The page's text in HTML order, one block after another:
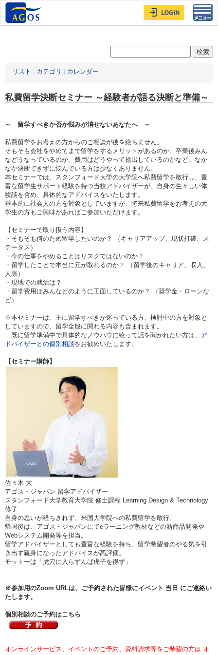
リスト カテゴリ カレンダー
私費留学決断セミナー ～経験者が語る決断と準備～
～ 留学すべきか否か悩みが消せないあなたへ ～
私費留学をお考えの方からのご相談が後を絶ちません。
そもそも会社をやめてまで留学をするメリットがあるのか、卒業後みん
などうなっているのか、費用はどうやって捻出しているのかなど、なか
なか決断できずに悩んでいる方は少なくありません。
本セミナーでは、スタンフォード大学の大学院へ私費留学を敢行し、豊
富な留学生サポート経験を持つ当校アドバイザーが、自身の生々しい体
験談を含め、具体的なアドバイスをいたします。
基本的に社会人の方を対象としていますが、将来私費留学をお考えの大
学生の方もご興味があればご参加いただけます。
【セミナーで取り扱う内容】
・そもそも何のため留学したいのか？ （キャリアアップ、現状打破、ス
テータス）
・今の仕事をやめることはリスクではないのか？
・留学したことで本当に元が取れるのか？ （留学後のキャリア、収入、
人脈）
・現地での就活は？
・留学費用はみんなどのように工面しているのか？ （奨学金・ローンな
ど）
※本セミナーは、主に留学すべきか迷っている方、検討中の方を対象と
していますので、留学全般に関わる内容も含まれます。
既に留学準備中で具体的なノウハウに絞って話を聞かれたい方は、 ア
ドバイザーとの個別相談をお勧めいたします。
【セミナー講師】
佐々木 大
アゴス・ジャパン 留学アドバイザー
スタンフォード大学教育大学院 修士課程 Learning Design & Technology
修了
自身の思いが経ちきれず、米国大学院への私費留学を敢行。
帰国後は、アゴス・ジャパンにてeラーニング教材などの新商品開発や
Webシステム開発等を担当。
留学アドバイザーとしても豊富な経験を持ち、留学希望者のやる気を引
き出す親身になったアドバイスが高評価。
モットーは「虎穴に入らずんば虎子を得ず」
※参加用のZoom URLは、ご予約された皆様にイベント 当日 にご連絡い
たします。
個別相談のご予約はこちら
オンラインサービス、イベントのご予約、資料請求等をご希望の方は オ